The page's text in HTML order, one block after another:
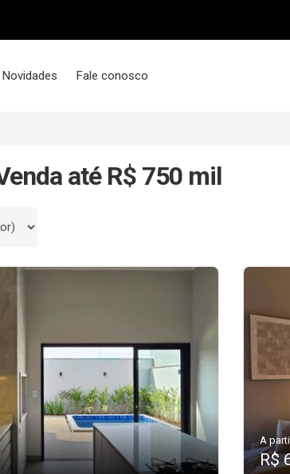
Novidades Fale conosco
até R$ 750 mil
A
R$